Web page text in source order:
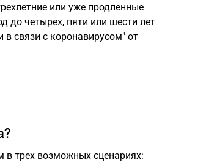
или уже продленные
до четырех, пяти или шести лет
связи с коронавирусом" от
в трех возможных сценариях: